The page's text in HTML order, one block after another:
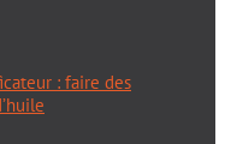
: faire des